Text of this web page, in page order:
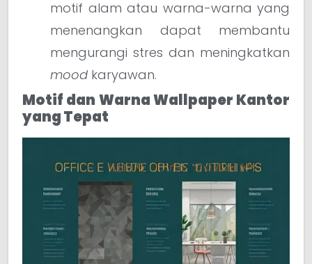
motif alam atau warna-warna yang
menenangkan dapat membantu
mengurangi stres dan meningkatkan
mood karyawan.
Motif dan Warna Wallpaper Kantor
yang Tepat